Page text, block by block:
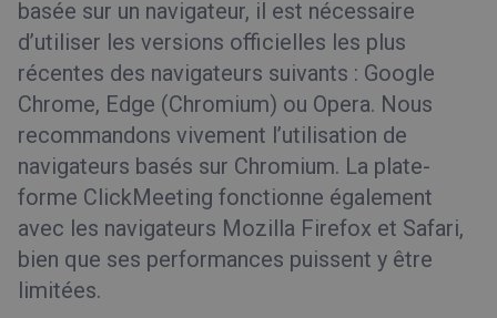
basée sur un navigateur, il est nécessaire
d’utiliser les versions officielles les plus
récentes des navigateurs suivants : Google
Chrome, Edge (Chromium) ou Opera. Nous
recommandons vivement l’utilisation de
navigateurs basés sur Chromium. La plate-
forme ClickMeeting fonctionne également
avec les navigateurs Mozilla Firefox et Safari,
bien que ses performances puissent y être
limitées.